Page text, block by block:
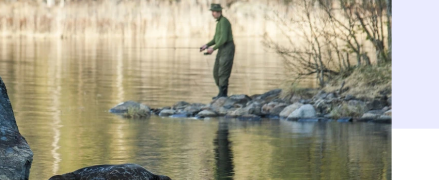
(ICES) tieteelliset neuvot kuvaavat monen lajin osalta epävarmuuden aikaa. Sen
ravintoverkkoihin ja kalakantoihin.